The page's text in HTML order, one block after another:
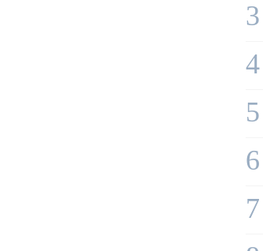
3
4
5
6
7